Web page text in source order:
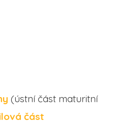
(ústní část maturitní
část